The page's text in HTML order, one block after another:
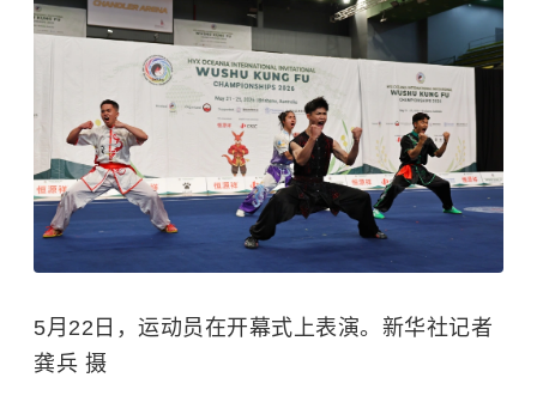
5月22日，运动员在开幕式上表演。新华社记者
龚兵 摄